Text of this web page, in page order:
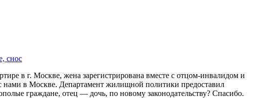
снос
в г. Москве, жена зарегистрирована вместе с отцом-инвалидом и
нами в Москве. Департамент жилищной политики предоставил
граждане, отец — дочь, по новому законодательству? Спасибо.